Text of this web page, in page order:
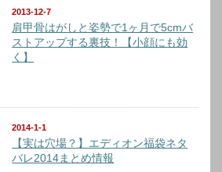
2013-12-7
肩甲骨はがしと姿勢で1ヶ月で5cmバ
ストアップする裏技！【小顔にも効
く】
2014-1-1
【実は穴場？】エディオン福袋ネタ
バレ2014まとめ情報